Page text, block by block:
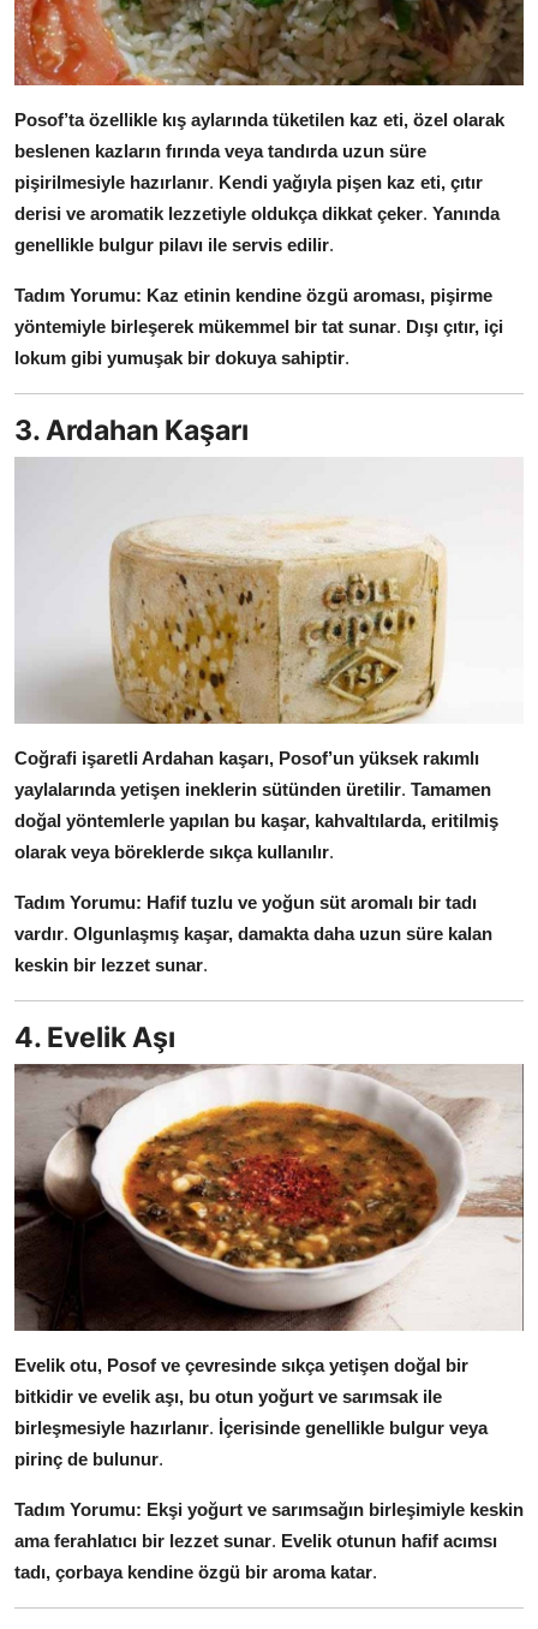
Posof’ta özellikle kış aylarında tüketilen kaz eti, özel olarak
beslenen kazların fırında veya tandırda uzun süre
pişirilmesiyle hazırlanır. Kendi yağıyla pişen kaz eti, çıtır
derisi ve aromatik lezzetiyle oldukça dikkat çeker. Yanında
genellikle bulgur pilavı ile servis edilir.
Tadım Yorumu: Kaz etinin kendine özgü aroması, pişirme
yöntemiyle birleşerek mükemmel bir tat sunar. Dışı çıtır, içi
lokum gibi yumuşak bir dokuya sahiptir.
3. Ardahan Kaşarı
Coğrafi işaretli Ardahan kaşarı, Posof’un yüksek rakımlı
yaylalarında yetişen ineklerin sütünden üretilir. Tamamen
doğal yöntemlerle yapılan bu kaşar, kahvaltılarda, eritilmiş
olarak veya böreklerde sıkça kullanılır.
Tadım Yorumu: Hafif tuzlu ve yoğun süt aromalı bir tadı
vardır. Olgunlaşmış kaşar, damakta daha uzun süre kalan
keskin bir lezzet sunar.
4. Evelik Aşı
Evelik otu, Posof ve çevresinde sıkça yetişen doğal bir
bitkidir ve evelik aşı, bu otun yoğurt ve sarımsak ile
birleşmesiyle hazırlanır. İçerisinde genellikle bulgur veya
pirinç de bulunur.
Tadım Yorumu: Ekşi yoğurt ve sarımsağın birleşimiyle keskin
ama ferahlatıcı bir lezzet sunar. Evelik otunun hafif acımsı
tadı, çorbaya kendine özgü bir aroma katar.